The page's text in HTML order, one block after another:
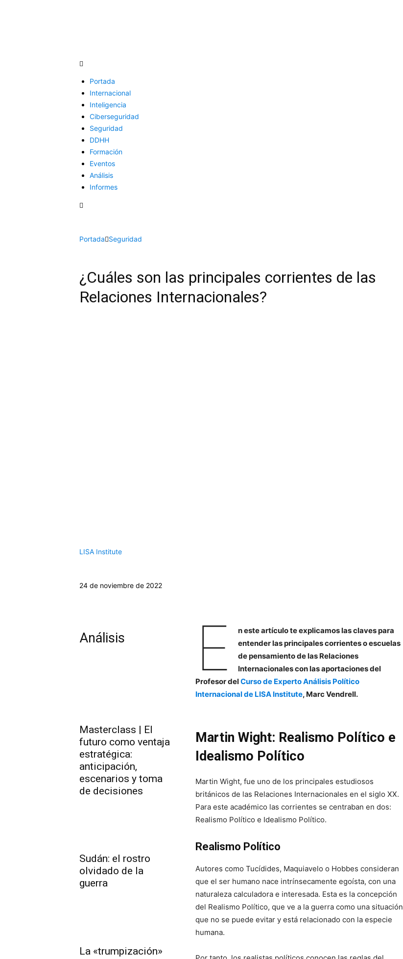
Portada
Internacional
Inteligencia
Ciberseguridad
Seguridad
DDHH
Formación
Eventos
Análisis
Informes
Portada Seguridad
¿Cuáles son las principales corrientes de las
Relaciones Internacionales?
LISA Institute
24 de noviembre de 2022
Análisis
Masterclass | El
futuro como ventaja
estratégica:
anticipación,
escenarios y toma
de decisiones
Sudán: el rostro
olvidado de la
guerra
La «trumpización»
E
n este artículo te explicamos las claves para
entender las principales corrientes o escuelas
de pensamiento de las Relaciones
Internacionales con las aportaciones del
Profesor delCurso de Experto Análisis Político
Internacional de LISA Institute, Marc Vendrell.
Martin Wight: Realismo Político e
Idealismo Político
Martin Wight, fue uno de los principales estudiosos
británicos de las Relaciones Internacionales en el siglo XX.
Para este académico las corrientes se centraban en dos:
Realismo Político e Idealismo Político.
Realismo Político
Autores como Tucídides, Maquiavelo o Hobbes consideran
que el ser humano nace intrínsecamente egoísta, con una
naturaleza calculadora e interesada. Esta es la concepción
del Realismo Político, que ve a la guerra como una situación
que no se puede evitar y está relacionado con la especie
humana.